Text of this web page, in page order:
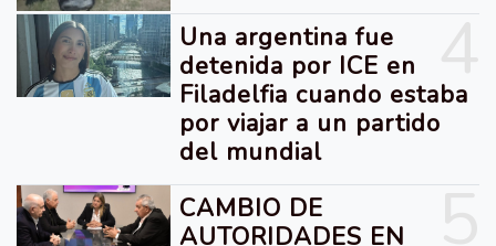
Una argentina fue
detenida por ICE en
Filadelfia cuando estaba
por viajar a un partido
del mundial
CAMBIO DE
AUTORIDADES EN